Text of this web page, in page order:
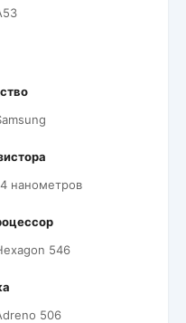
нанометров
546
506